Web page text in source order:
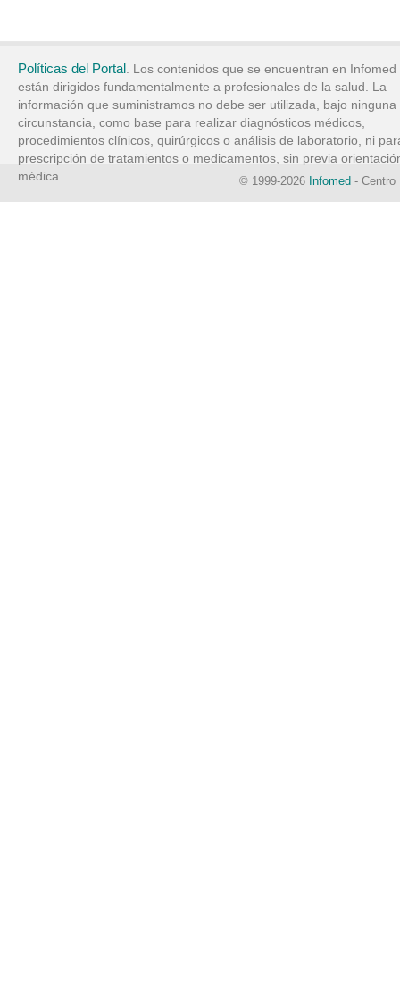
Políticas del Portal. Los contenidos que se encuentran en Infomed
están dirigidos fundamentalmente a profesionales de la salud. La
información que suministramos no debe ser utilizada, bajo ninguna
circunstancia, como base para realizar diagnósticos médicos,
procedimientos clínicos, quirúrgicos o análisis de laboratorio, ni
prescripción de tratamientos o medicamentos, sin previa
médica.
© 1999-2026 Infomed - Centro